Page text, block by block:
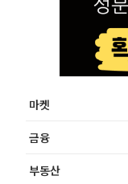
마켓
금융
부동산